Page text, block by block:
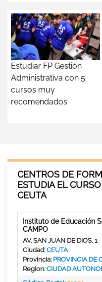
Estudiar FP Gestión
Administrativa con 5
cursos muy
recomendados
CENTROS DE
ESTUDIA EL
CEUTA
Instituto de Educación
CAMPO
AV. SAN JUAN DE DIOS, 1
Ciudad:CEUTA
Provincia: PROVINCIA DE
Region:CIUDAD